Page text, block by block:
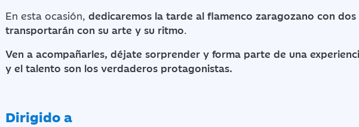
En esta ocasión, dedicaremos la tarde al flamenco zaragozano con
transportarán con su arte y su ritmo.
Ven a acompañarles, déjate sorprender y forma parte de una
y el talento son los verdaderos protagonistas.
Dirigido a